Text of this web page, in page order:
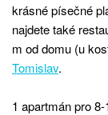
krásné písečné
najdete také
m od domu (u
Tomislav.
1 apartmán pro